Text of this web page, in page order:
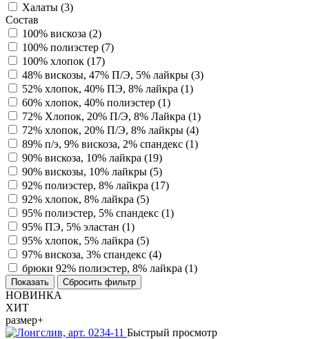
Халаты (3)
Состав
100% вискоза (2)
100% полиэстер (7)
100% хлопок (17)
48% вискозы, 47% П/Э, 5% лайкры (3)
52% хлопок, 40% ПЭ, 8% лайкра (1)
60% хлопок, 40% полиэстер (1)
72% Хлопок, 20% П/Э, 8% Лайкра (1)
72% хлопок, 20% П/Э, 8% лайкры (4)
89% п/э, 9% вискоза, 2% спандекс (1)
90% вискоза, 10% лайкра (19)
90% вискозы, 10% лайкры (5)
92% полиэстер, 8% лайкра (17)
92% хлопок, 8% лайкра (5)
95% полиэстер, 5% спандекс (1)
95% ПЭ, 5% эластан (1)
95% хлопок, 5% лайкра (5)
97% вискоза, 3% спандекс (4)
брюки 92% полиэстер, 8% лайкра (1)
НОВИНКА
ХИТ
размер+
Быстрый просмотр